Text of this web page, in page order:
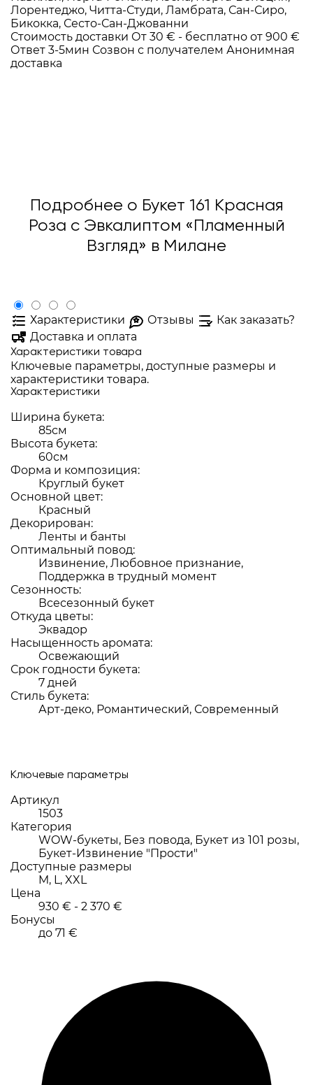
Лорентеджо, Читта-Студи, Ламбрата, Сан-Сиро,
Бикокка, Сесто-Сан-Джованни
Стоимость доставки От 30 € - бесплатно от 900 €
Ответ 3-5мин Созвон с получателем Анонимная
доставка
Подробнее о Букет 161 Красная
Роза с Эвкалиптом «Пламенный
Взгляд» в Милане
Характеристики Отзывы
Как заказать?
Доставка и оплата
Характеристики товара
Ключевые параметры, доступные размеры и
характеристики товара.
Характеристики
Ширина букета:
85см
Высота букета:
60см
Форма и композиция:
Круглый букет
Основной цвет:
Красный
Декорирован:
Ленты и банты
Оптимальный повод:
Извинение, Любовное признание,
Поддержка в трудный момент
Сезонность:
Всесезонный букет
Откуда цветы:
Эквадор
Насыщенность аромата:
Освежающий
Срок годности букета:
7 дней
Стиль букета:
Арт-деко, Романтический, Современный
Ключевые параметры
Артикул
1503
Категория
WOW-букеты, Без повода, Букет из 101 розы,
Букет-Извинение "Прости"
Доступные размеры
M, L, XXL
Цена
930 € - 2 370 €
Бонусы
до 71 €